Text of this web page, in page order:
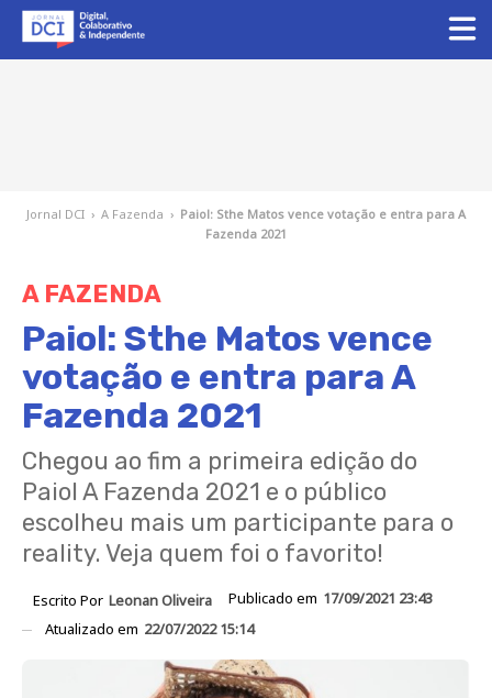
Jornal DCI › A Fazenda › Paiol: Sthe Matos vence votação e entra para A
Fazenda 2021
A FAZENDA
Paiol: Sthe Matos vence
votação e entra para A
Fazenda 2021
Chegou ao fim a primeira edição do
Paiol A Fazenda 2021 e o público
escolheu mais um participante para o
reality. Veja quem foi o favorito!
Escrito Por Leonan Oliveira Publicado em 17/09/2021 23:43
Atualizado em 22/07/2022 15:14